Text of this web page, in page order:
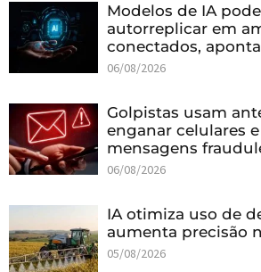
Modelos de IA
autorreplicar em
conectados,
06/08/2026
Golpistas usam
enganar celulares
mensagens
06/08/2026
IA otimiza uso de
aumenta precisão
05/08/2026